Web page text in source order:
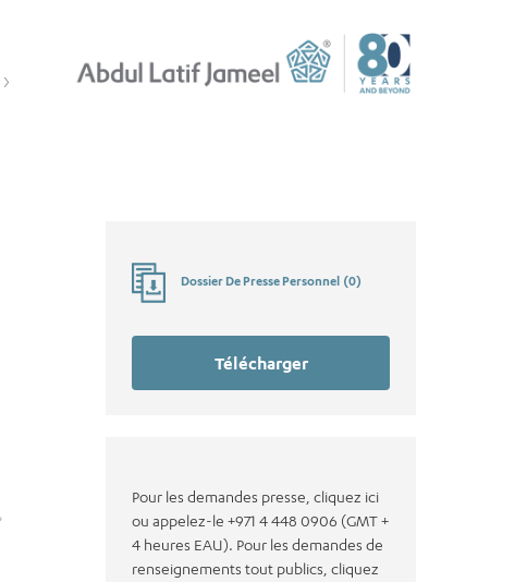
Dossier De Presse Personnel (0)
Télécharger
Pour les demandes presse, cliquez ici
ou appelez-le +971 4 448 0906 (GMT +
4 heures EAU). Pour les demandes de
renseignements tout publics, cliquez